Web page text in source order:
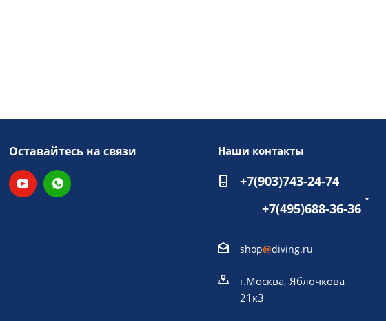
Оставайтесь на связи Наши контакты
+7(903)743-24-74
+7(495)688-36-36
shop@diving.ru
г.Москва, Яблочкова
21к3